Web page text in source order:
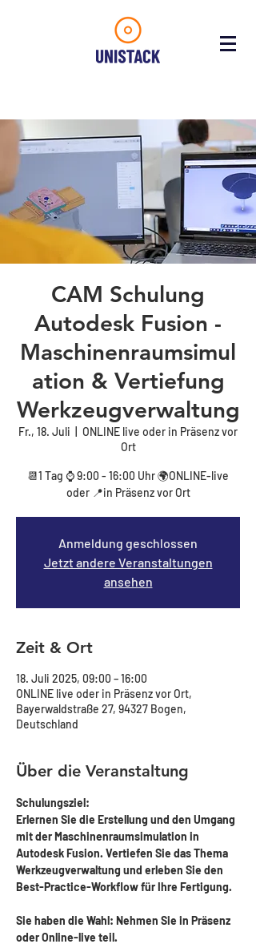
CAM Schulung
Autodesk Fusion -
Maschinenraumsimul
ation & Vertiefung
Werkzeugverwaltung
Fr., 18. Juli
ONLINE live oder in Präsenz vor
Ort
📆1 Tag ⌚ 9:00 - 16:00 Uhr 🌍ONLINE-live
oder 📍in Präsenz vor Ort
Anmeldung geschlossen
Jetzt andere Veranstaltungen
ansehen
Zeit & Ort
18. Juli 2025, 09:00 – 16:00
ONLINE live oder in Präsenz vor Ort,
Bayerwaldstraße 27, 94327 Bogen,
Deutschland
Über die Veranstaltung
Schulungsziel:
Erlernen Sie die Erstellung und den Umgang
mit der Maschinenraumsimulation in
Autodesk Fusion. Vertiefen Sie das Thema
Werkzeugverwaltung und erleben Sie den
Best-Practice-Workflow für Ihre Fertigung.
Sie haben die Wahl: Nehmen Sie in Präsenz
oder Online-live teil.